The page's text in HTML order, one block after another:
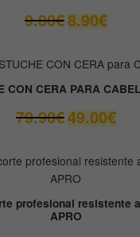
9.80€ El
precio
era:
9.80€.
8.90€El
precio
es:
8.90€.
CON CERA PARA
79.90€ El
precio
era:
79.90€.
49.00€El
precio
es:
profesional resistente
APRO